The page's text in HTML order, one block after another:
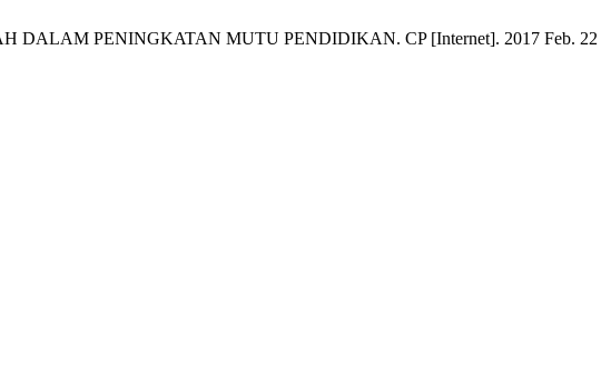
DALAM PENINGKATAN MUTU PENDIDIKAN. CP [Internet]. 2017 Feb. 22